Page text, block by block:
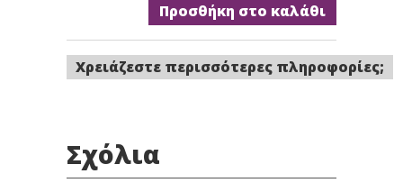
Προσθήκη στο καλάθι
Χρειάζεστε περισσότερες πληροφορίες;
Σχόλια